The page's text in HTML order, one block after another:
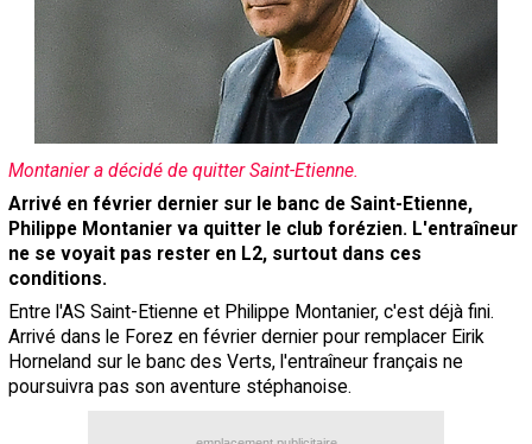
Montanier a décidé de quitter Saint-Etienne.
Arrivé en février dernier sur le banc de Saint-Etienne,
Philippe Montanier va quitter le club forézien. L'entraîneur
ne se voyait pas rester en L2, surtout dans ces
conditions.
Entre l'AS Saint-Etienne et Philippe Montanier, c'est déjà fini.
Arrivé dans le Forez en février dernier pour remplacer Eirik
Horneland sur le banc des Verts, l'entraîneur français ne
poursuivra pas son aventure stéphanoise.
Sondages
Tableau transferts L1
Taille de la police
Paramètrages / Options
Contact / Signaler un bug
Recrutement Maxifoot
Mentions légales
site web Maxifoot.fr